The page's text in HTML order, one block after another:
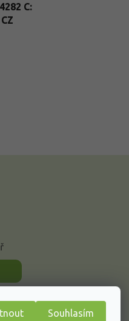
Souhlasím
C: